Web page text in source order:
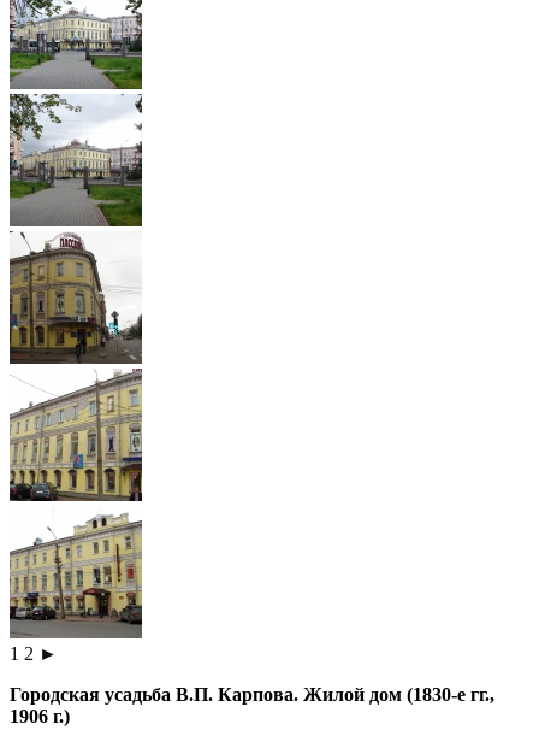
1 2 ►
Городская усадьба В.П. Карпова. Жилой дом (1830-е гг.,
1906 г.)